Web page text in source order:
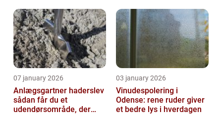
07 january 2026
Anlægsgartner haderslev
sådan får du et
udendørsområde, der
03 january 2026
Vinudespolering i
Odense: rene ruder giver
et bedre lys i hverdagen